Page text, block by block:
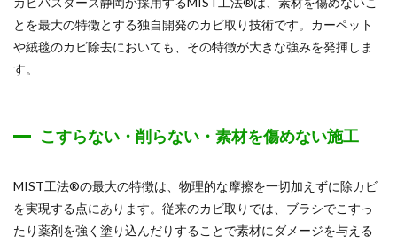
とを最大の特徴とする独自開発のカビ取り技術です。カーペット
や絨毯のカビ除去においても、その特徴が大きな強みを発揮しま
す。
こすらない・削らない・素材を傷めない施工
MIST工法®の最大の特徴は、物理的な摩擦を一切加えずに除カビ
を実現する点にあります。従来のカビ取りでは、ブラシでこすっ
たり薬剤を強く塗り込んだりすることで素材にダメージを与える